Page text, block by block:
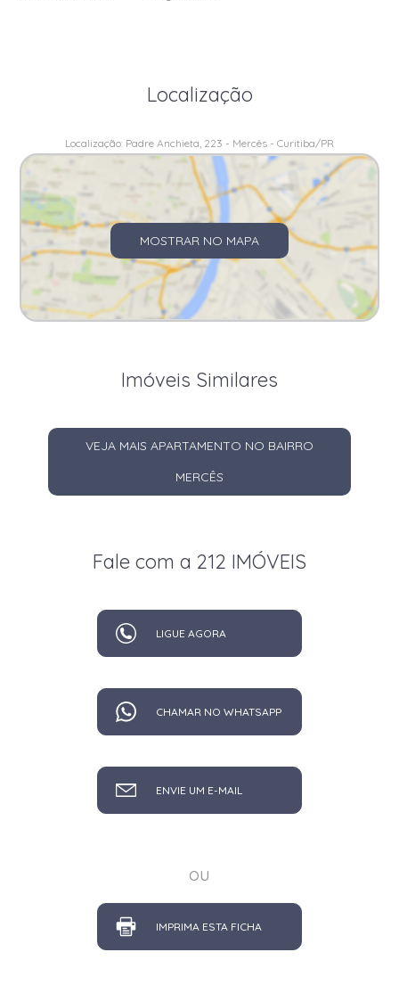
Localização
Localização: Padre Anchieta, 223 - Mercês - Curitiba/PR
MOSTRAR NO MAPA
Imóveis Similares
VEJA MAIS APARTAMENTO NO BAIRRO
MERCÊS
Fale com a 212 IMÓVEIS
LIGUE AGORA
CHAMAR NO WHATSAPP
ENVIE UM E-MAIL
ou
IMPRIMA ESTA FICHA